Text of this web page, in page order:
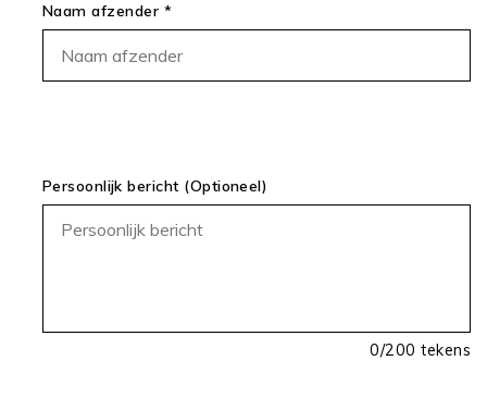
Naam afzender *
Persoonlijk bericht (Optioneel)
0/200 tekens